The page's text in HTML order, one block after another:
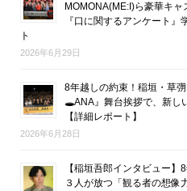
MOMONA(ME:I)ら豪華キ
『口に関するアンケート
ト
2026年6月29日
8年越しの約束！稲垣・草
🕳ANA』舞台挨拶で、新し
【詳細レポート】
2026年6月28日
【稲垣吾郎インタビュー
３人が放つ「観る者の想像